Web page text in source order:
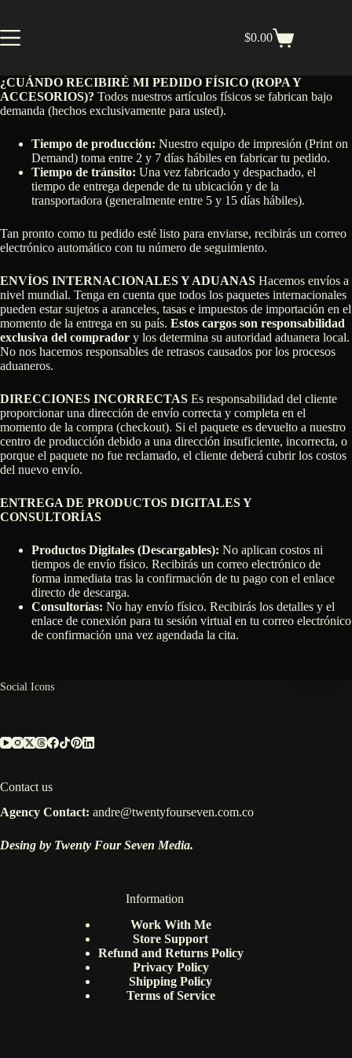
content
Shopping
$0.00
¿CUÁNDO RECIBIRÉ MI PEDIDO FÍSICO (ROPA Y
ACCESORIOS)? Todos nuestros artículos físicos se fabrican bajo
demanda (hechos exclusivamente para usted).
Tiempo de producción: Nuestro equipo de impresión (Print on
Demand) toma entre 2 y 7 días hábiles en fabricar tu pedido.
Tiempo de tránsito: Una vez fabricado y despachado, el
tiempo de entrega depende de tu ubicación y de la
transportadora (generalmente entre 5 y 15 días hábiles).
Tan pronto como tu pedido esté listo para enviarse, recibirás un correo
electrónico automático con tu número de seguimiento.
ENVÍOS INTERNACIONALES Y ADUANAS Hacemos envíos a
nivel mundial. Tenga en cuenta que todos los paquetes internacionales
pueden estar sujetos a aranceles, tasas e impuestos de importación en el
momento de la entrega en su país. Estos cargos son responsabilidad
exclusiva del comprador y los determina su autoridad aduanera local.
No nos hacemos responsables de retrasos causados por los procesos
aduaneros.
DIRECCIONES INCORRECTAS Es responsabilidad del cliente
proporcionar una dirección de envío correcta y completa en el
momento de la compra (checkout). Si el paquete es devuelto a nuestro
centro de producción debido a una dirección insuficiente, incorrecta, o
porque el paquete no fue reclamado, el cliente deberá cubrir los costos
del nuevo envío.
ENTREGA DE PRODUCTOS DIGITALES Y
CONSULTORÍAS
Productos Digitales (Descargables): No aplican costos ni
tiempos de envío físico. Recibirás un correo electrónico de
forma inmediata tras la confirmación de tu pago con el enlace
directo de descarga.
Consultorías: No hay envío físico. Recibirás los detalles y el
enlace de conexión para tu sesión virtual en tu correo electrónico
de confirmación una vez agendada la cita.
Social Icons
Contact us
Agency Contact: andre@twentyfourseven.com.co
Desing by Twenty Four Seven Media.
Information
Work With Me
Store Support
Refund and Returns Policy
Privacy Policy
Shipping Policy
Terms of Service